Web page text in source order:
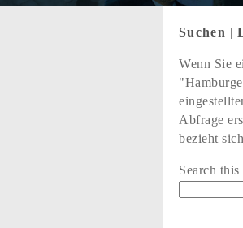
Suchen |
Wenn Sie
Abfrage
bezieht
Search